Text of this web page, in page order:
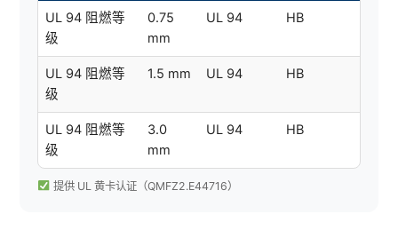
UL 94 阻燃等
级
0.75
mm
UL 94 HB
UL 94 阻燃等
级
1.5 mm UL 94 HB
UL 94 阻燃等
级
3.0
mm
UL 94 HB
提供 UL 黄卡认证（QMFZ2.E44716）